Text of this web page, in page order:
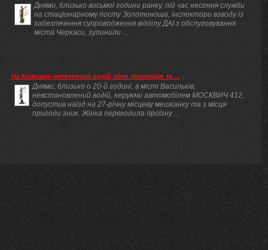
Днями, близько восьмої години ранку, під час несення служби
на стаціонарному посту Золотоноша, інспектори взводу із
забезпечення супроводження відділу ДАІ з обслуговування
міста Черкаси, зупинили ...
На Київщині нетверезий водій збив пішоходів та ...
Днями, близько о 20-й годині, в місті Васильків,
невстановлений водій, керуючи автомобілем МОСКВИЧ 412,
допустив наїзд на 27-річну місцеву мешканку та з місця
пригоди зник. Жінка переходила проїзну ...